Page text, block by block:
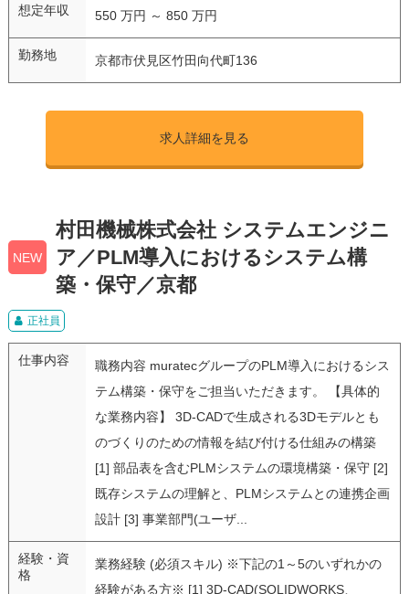
想定年収 550 万円 ～ 850 万円
勤務地 京都市伏見区竹田向代町136
求人詳細を見る
NEW
村田機械株式会社 システムエンジニ
ア／PLM導入におけるシステム構
築・保守／京都
正社員
仕事内容
職務内容 muratecグループのPLM導入におけるシス
テム構築・保守をご担当いただきます。 【具体的
な業務内容】 3D-CADで生成される3Dモデルとも
のづくりのための情報を結び付ける仕組みの構築
[1] 部品表を含むPLMシステムの環境構築・保守 [2]
既存システムの理解と、PLMシステムとの連携企画
設計 [3] 事業部門(ユーザ...
経験・資
格
業務経験 (必須スキル) ※下記の1～5のいずれかの
経験がある方※ [1] 3D-CAD(SOLIDWORKS、